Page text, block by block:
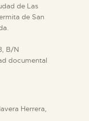
de Las
de San
B/N
documental
Herrera,